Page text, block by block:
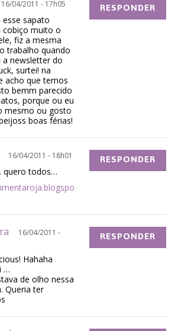
16/04/2011 - 17h05
sapato
cobiço muito o
fiz a mesma
trabalho quando
a newsletter do
surtei! na
acho que temos
bemm parecido
porque ou eu
mesmo ou gosto
boas férias!
RESPONDER
16/04/2011 - 18h01
quero todos…
RESPONDER
16/04/2011 -
Hahaha
…
de olho nessa
Queria ter
RESPONDER